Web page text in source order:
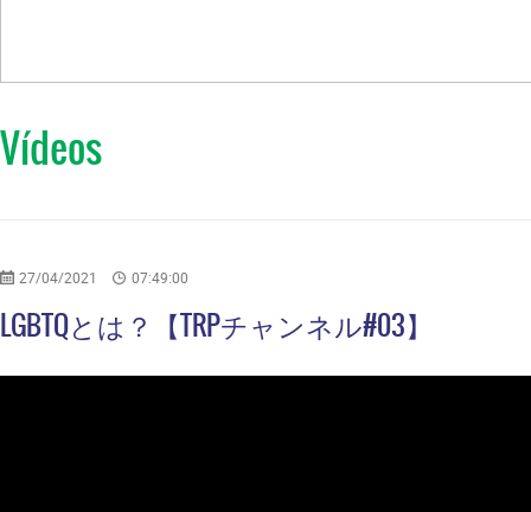
Vídeos
27/04/2021 07:49:00
LGBTQとは？【TRPチャンネル#03】